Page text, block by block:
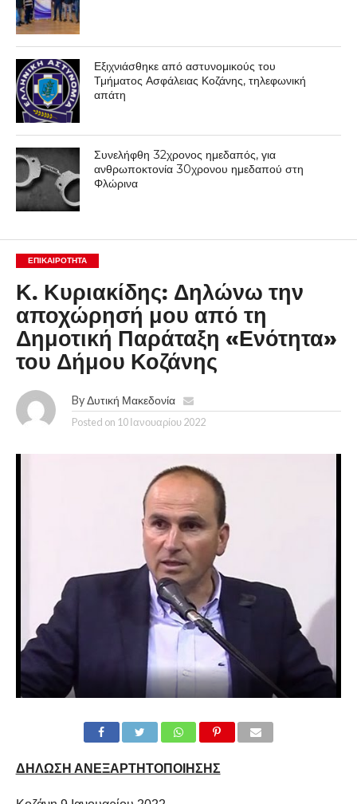
Εξιχνιάσθηκε από αστυνομικούς του
Τμήματος Ασφάλειας Κοζάνης, τηλεφωνική
απάτη
Συνελήφθη 32χρονος ημεδαπός, για
ανθρωποκτονία 30χρονου ημεδαπού στη
Φλώρινα
ΕΠΙΚΑΙΡΟΤΗΤΑ
Κ. Κυριακίδης: Δηλώνω την
αποχώρησή μου από τη
Δημοτική Παράταξη «Ενότητα»
του Δήμου Κοζάνης
By Δυτική Μακεδονία
Posted on 10 Ιανουαρίου 2022
ΔΗΛΩΣΗ ΑΝΕΞΑΡΤΗΤΟΠΟΙΗΣΗΣ